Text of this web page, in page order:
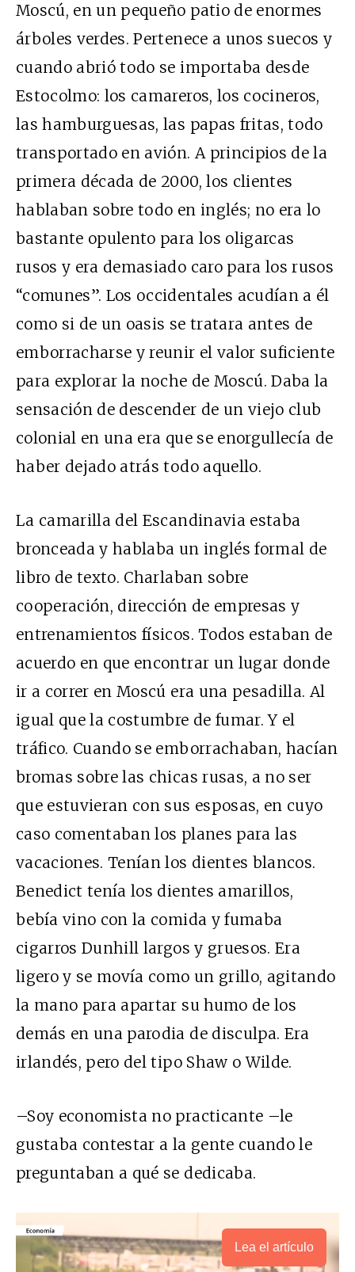
Moscú, en un pequeño patio de enormes
árboles verdes. Pertenece a unos suecos y
cuando abrió todo se importaba desde
Estocolmo: los camareros, los cocineros,
las hamburguesas, las papas fritas, todo
transportado en avión. A principios de la
primera década de 2000, los clientes
hablaban sobre todo en inglés; no era lo
bastante opulento para los oligarcas
rusos y era demasiado caro para los rusos
“comunes”. Los occidentales acudían a él
como si de un oasis se tratara antes de
emborracharse y reunir el valor suficiente
para explorar la noche de Moscú. Daba la
sensación de descender de un viejo club
colonial en una era que se enorgullecía de
haber dejado atrás todo aquello.
La camarilla del Escandinavia estaba
bronceada y hablaba un inglés formal de
libro de texto. Charlaban sobre
cooperación, dirección de empresas y
entrenamientos físicos. Todos estaban de
acuerdo en que encontrar un lugar donde
ir a correr en Moscú era una pesadilla. Al
igual que la costumbre de fumar. Y el
tráfico. Cuando se emborrachaban, hacían
bromas sobre las chicas rusas, a no ser
que estuvieran con sus esposas, en cuyo
caso comentaban los planes para las
vacaciones. Tenían los dientes blancos.
Benedict tenía los dientes amarillos,
bebía vino con la comida y fumaba
cigarros Dunhill largos y gruesos. Era
ligero y se movía como un grillo, agitando
la mano para apartar su humo de los
demás en una parodia de disculpa. Era
irlandés, pero del tipo Shaw o Wilde.
–Soy economista no practicante –le
gustaba contestar a la gente cuando le
preguntaban a qué se dedicaba.
Lea el artículo